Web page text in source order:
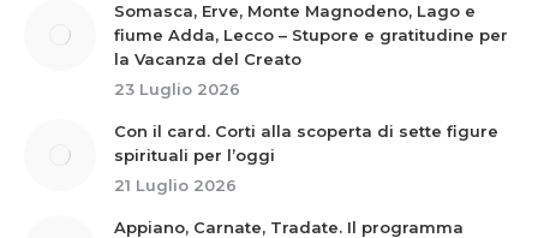
Somasca, Erve, Monte Magnodeno, Lago e
fiume Adda, Lecco – Stupore e gratitudine per
la Vacanza del Creato
23 Luglio 2026
Con il card. Corti alla scoperta di sette figure
spirituali per l’oggi
21 Luglio 2026
Appiano, Carnate, Tradate. Il programma